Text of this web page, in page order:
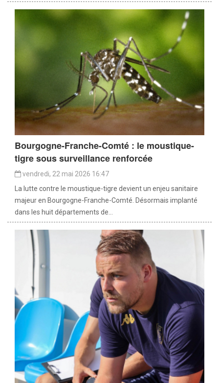
Bourgogne-Franche-Comté : le moustique-
tigre sous surveillance renforcée
vendredi, 22 mai 2026 16:47
La lutte contre le moustique-tigre devient un enjeu sanitaire
majeur en Bourgogne-Franche-Comté. Désormais implanté
dans les huit départements de...